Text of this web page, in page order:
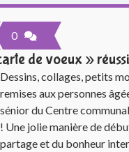
0
de voeux »
Dessins, collages, petits
remises aux personnes
sénior du Centre
! Une jolie manière de
partage et du bonheur